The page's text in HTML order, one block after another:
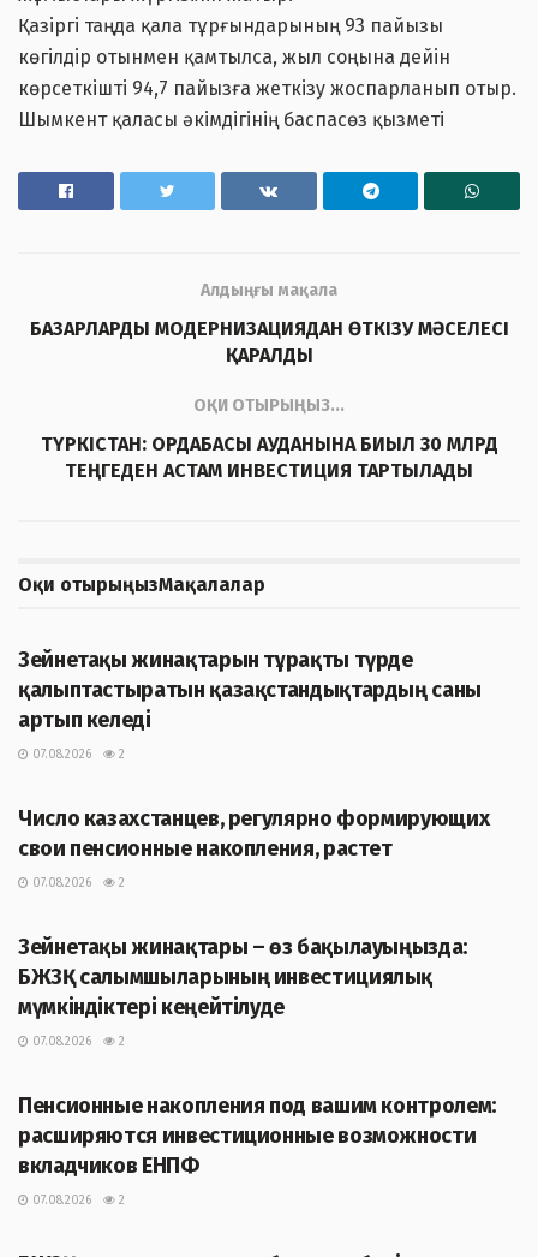
Қазіргі таңда қала тұрғындарының 93 пайызы
көгілдір отынмен қамтылса, жыл соңына дейін
көрсеткішті 94,7 пайызға жеткізу жоспарланып отыр.
Шымкент қаласы әкімдігінің баспасөз қызметі
Алдыңғы мақала
БАЗАРЛАРДЫ МОДЕРНИЗАЦИЯДАН ӨТКІЗУ МӘСЕЛЕСІ
ҚАРАЛДЫ
ОҚИ ОТЫРЫҢЫЗ...
ТҮРКІСТАН: ОРДАБАСЫ АУДАНЫНА БИЫЛ 30 МЛРД
ТЕҢГЕДЕН АСТАМ ИНВЕСТИЦИЯ ТАРТЫЛАДЫ
Оқи отырыңызМақалалар
Зейнетақы жинақтарын тұрақты түрде
қалыптастыратын қазақстандықтардың саны
артып келеді
07.08.2026
2
Число казахстанцев, регулярно формирующих
свои пенсионные накопления, растет
07.08.2026
2
Зейнетақы жинақтары – өз бақылауыңызда:
БЖЗҚ салымшыларының инвестициялық
мүмкіндіктері кеңейтілуде
07.08.2026
2
Пенсионные накопления под вашим контролем:
расширяются инвестиционные возможности
вкладчиков ЕНПФ
07.08.2026
2